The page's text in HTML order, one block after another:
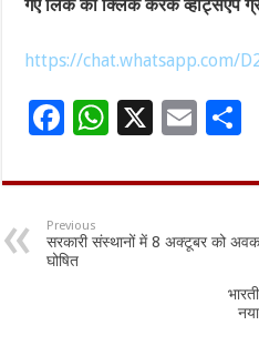
गए लिंक को क्लिक करके व्हाट्सएप
https://chat.whatsapp.com/
F
e
b
o
W
at
sA
p
X
E
ai
Previous
सरकारी संस्थानों में 8 अक्टूबर को
घोषित